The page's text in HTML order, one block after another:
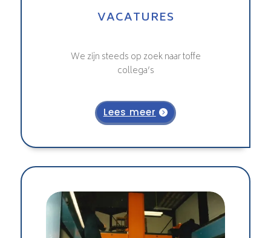
VACATURES
We zijn steeds op zoek naar toffe
collega’s
Lees meer